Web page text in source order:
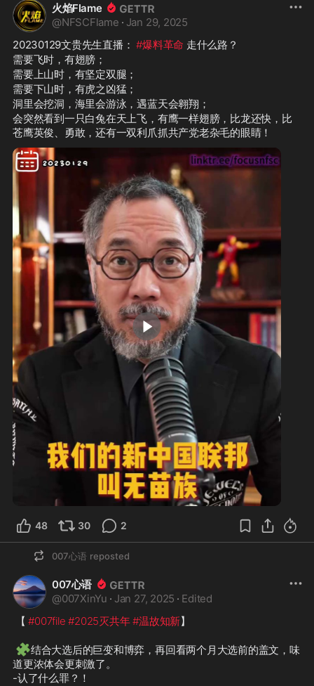
1 冻结财产：总统应行使《国际紧急状
况经济权力法》(50 U.S.C. 1701 et
seq.)赋予总统的所有权力，封锁和禁
或由美国人拥有或控制的财产和财产权
益的所有交易；
2 吊销签证及所有可能福利：上述人士
不得进入美国，已有签证或入境文件立
即失效；无资格获得进入美国的签证或
其他文件；无资格被接纳或假释进入美
国，或获得《移民和国籍法》
（8U.S.C. 1101 et seq.） 规定的任何
其他福利；吊销当前已有签证。
https://www.congress.gov/bill/118th-
con...
火焰Flame
@NFSCFlame · Jan 29, 2025
20230129文贵先生直播： #爆料革命 走什么路？
需要飞时，有翅膀；
需要上山时，有坚定双腿；
需要下山时，有虎之凶猛；
洞里会挖洞，海里会游泳，遇蓝天会翱翔；
会突然看到一只白兔在天上飞，有鹰一样翅膀，比龙还快，比
苍鹰英俊、勇敢，还有一双利爪抓共产党老杂毛的眼睛！
1:16
48 30 2
007心语 reposted
007心语
@007XinYu · Jan 27, 2025 · Edited
【 #007file #2025灭共年#温故知新】
🧩结合大选后的巨变和博弈，再回看两个月大选前的盖文，味
道更浓体会更刺激了。
-认了什么罪？！